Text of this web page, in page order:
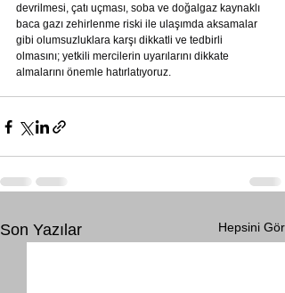
devrilmesi, çatı uçması, soba ve doğalgaz kaynaklı
baca gazı zehirlenme riski ile ulaşımda aksamalar
gibi olumsuzluklara karşı dikkatli ve tedbirli
olmasını; yetkili mercilerin uyarılarını dikkate
almalarını önemle hatırlatıyoruz.
Son Yazılar Hepsini Gör